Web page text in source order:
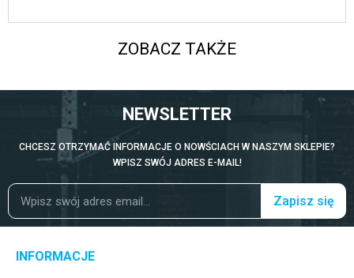
ZOBACZ TAKŻE
NEWSLETTER
CHCESZ OTRZYMAĆ INFORMACJE O NOWŚCIACH W NASZYM SKLEPIE?
WPISZ SWÓJ ADRES E-MAIL!
Zapisz się
INFORMACJE